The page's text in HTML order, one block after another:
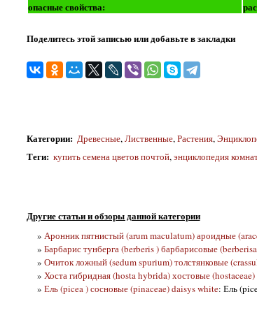
опасные свойства:
Поделитесь этой записью или добавьте в закладки
Категории: Древесные,Лиственные,Растения,
Теги: купить семена цветов почтой,энциклопедия
Другие статьи и обзоры данной категории
» Аронник пятнистый (arum maculatum) ароидные
» Барбарис тунберга (berberis ) барбарисовые
» Очиток ложный (sedum spurium) толстянковые
» Хоста гибридная (hosta hybrida) хостовые (hostaceae)
» Ель (picea ) сосновые (pinaceae) daisys white: Ель